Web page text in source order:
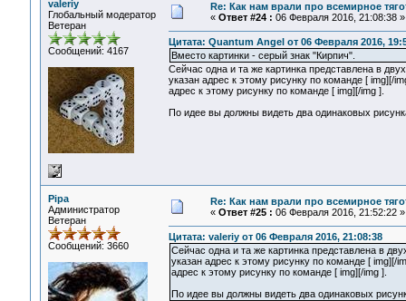
valeriy
Глобальный модератор
Ветеран
Сообщений: 4167
Re: Как нам врали про всемирное
« Ответ #24 : 06 Февраля 2016, 21:08:38 »
Цитата: Quantum Angel от 06 Февраля 2016,
Вместо картинки - серый знак "Кирпич".
Сейчас одна и та же картинка представлена в
указан адрес к этому рисунку по команде [ img][/
адрес к этому рисунку по команде [ img][/img ].
По идее вы должны видеть два одинаковых
Pipa
Администратор
Ветеран
Сообщений: 3660
Re: Как нам врали про всемирное
« Ответ #25 : 06 Февраля 2016, 21:52:22 »
Цитата: valeriy от 06 Февраля 2016, 21:08:38
Сейчас одна и та же картинка представлена в
указан адрес к этому рисунку по команде [
адрес к этому рисунку по команде [ img][/img ].
По идее вы должны видеть два одинаковых